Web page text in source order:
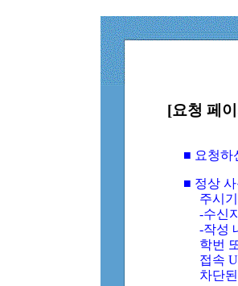
[요청 페
■ 요청하
■ 정상
주시
-수신
-작성
학번
접속
차단